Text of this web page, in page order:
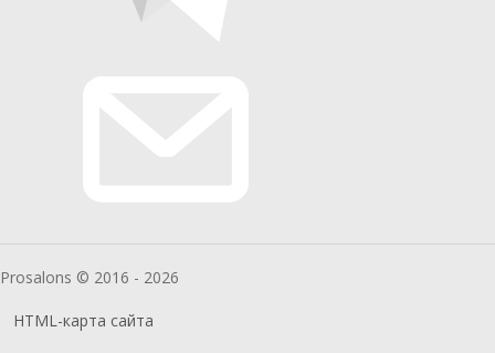
Prosalons © 2016 - 2026
HTML-карта сайта